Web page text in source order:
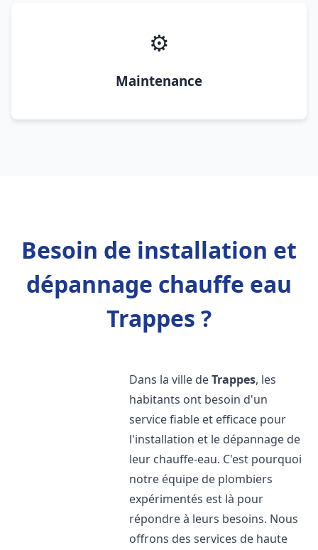
⚙️
Maintenance
Besoin de installation et
dépannage chauffe eau
Trappes ?
Dans la ville deTrappes, les
habitants ont besoin d'un
service fiable et efficace pour
l'installation et le dépannage de
leur chauffe-eau. C'est pourquoi
notre équipe de plombiers
expérimentés est là pour
répondre à leurs besoins. Nous
offrons des services de haute